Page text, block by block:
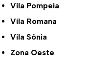
Vila Pompeia
Vila Romana
Vila Sônia
Zona Oeste